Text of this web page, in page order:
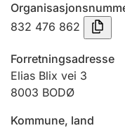
Jeger
832 476 862
Forretningsadresse
Elias Blix vei 3
8003 BODØ
Kommune, land